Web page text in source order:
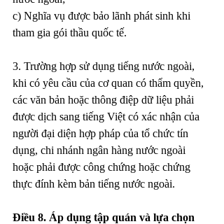
c) Nghĩa vụ được bảo lãnh phát sinh khi
tham gia gói thầu quốc tế.
3. Trường hợp sử dụng tiếng nước ngoài,
khi có yêu cầu của cơ quan có thẩm quyền,
các văn bản hoặc thông điệp dữ liệu phải
được dịch sang tiếng Việt có xác nhận của
người đại diện hợp pháp của tổ chức tín
dụng, chi nhánh ngân hàng nước ngoài
hoặc phải được công chứng hoặc chứng
thực đính kèm bản tiếng nước ngoài.
Điều 8. Áp dụng tập quán và lựa chọn